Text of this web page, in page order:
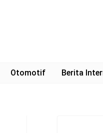
Otomotif Berita